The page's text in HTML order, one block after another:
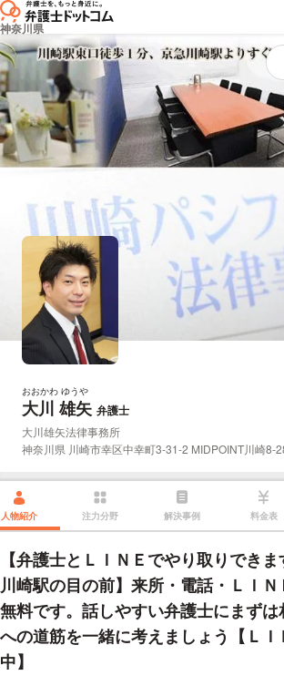
神奈川県
おおかわ ゆうや
大川 雄矢 弁護士
所属事務所：
大川雄矢法律事務所
所在地：
神奈川県 川崎市幸区中幸町3-31-2 MIDPOINT川崎8-
人物紹介 注力分野 解決事例 料金表
【弁護士とＬＩＮＥでやり取りでき
川崎駅の目の前】来所・電話・ＬＩ
無料です。話しやすい弁護士にまず
への道筋を一緒に考えましょう【Ｌ
中】